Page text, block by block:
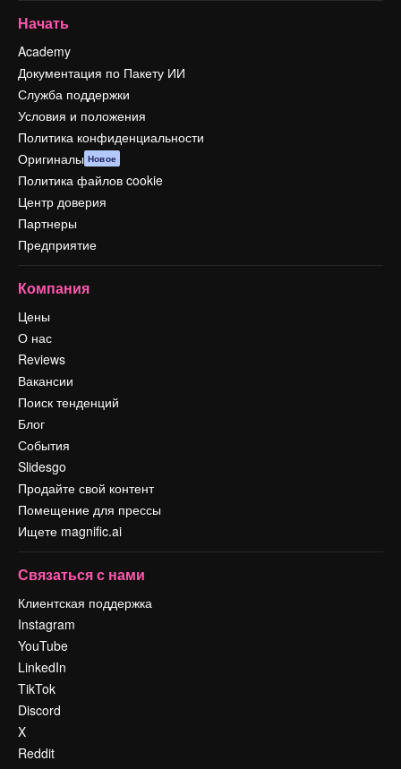
Начать
Academy
Документация по Пакету ИИ
Служба поддержки
Условия и положения
Политика конфиденциальности
Оригиналы Новое
Политика файлов cookie
Центр доверия
Партнеры
Предприятие
Компания
Цены
О нас
Reviews
Вакансии
Поиск тенденций
Блог
События
Slidesgo
Продайте свой контент
Помещение для прессы
Ищете magnific.ai
Связаться с нами
Клиентская поддержка
Instagram
YouTube
LinkedIn
TikTok
Discord
X
Reddit